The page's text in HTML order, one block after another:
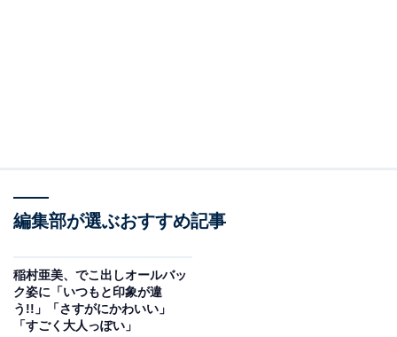
編集部が選ぶおすすめ記事
稲村亜美、でこ出しオールバッ
ク姿に「いつもと印象が違
う!!」「さすがにかわいい」
「すごく大人っぽい」